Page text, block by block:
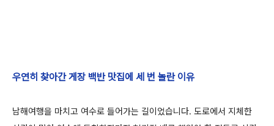
우연히 찾아간 게장 백반 맛집에 세 번 놀란 이유
남해여행을 마치고 여수로 들어가는 길이었습니다. 도로에서 지체한